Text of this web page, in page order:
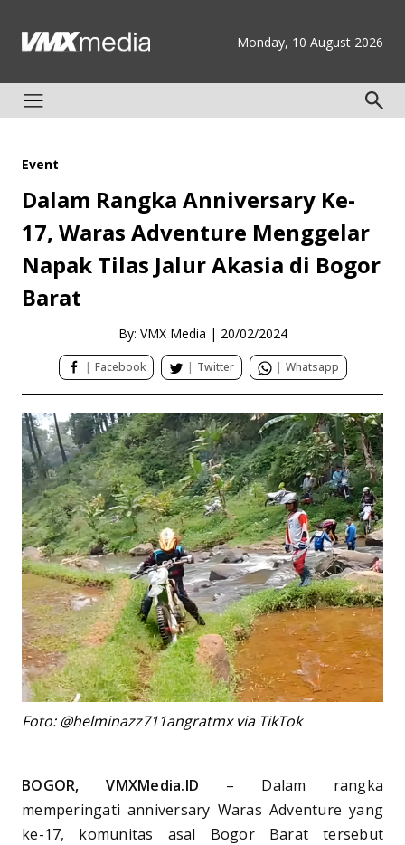
Monday, 10 August 2026
Event
Dalam Rangka Anniversary Ke-
17, Waras Adventure Menggelar
Napak Tilas Jalur Akasia di Bogor
Barat
By: VMX Media | 20/02/2024
| Facebook | Twitter | Whatsapp
Foto: @helminazz711angratmx via TikTok
BOGOR, VMXMedia.ID – Dalam rangka
memperingati anniversary Waras Adventure yang
ke-17, komunitas asal Bogor Barat tersebut